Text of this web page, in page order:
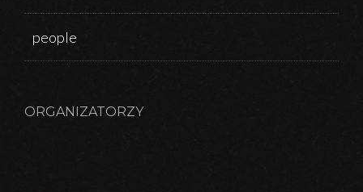
people
ORGANIZATORZY